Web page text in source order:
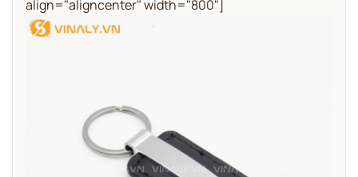
align="aligncenter" width="800"]